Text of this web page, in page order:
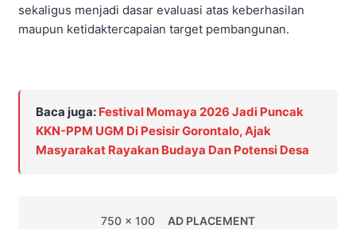
sekaligus menjadi dasar evaluasi atas keberhasilan
maupun ketidaktercapaian target pembangunan.
Baca juga: Festival Momaya 2026 Jadi Puncak
KKN-PPM UGM Di Pesisir Gorontalo, Ajak
Masyarakat Rayakan Budaya Dan Potensi Desa
750 x 100 AD PLACEMENT